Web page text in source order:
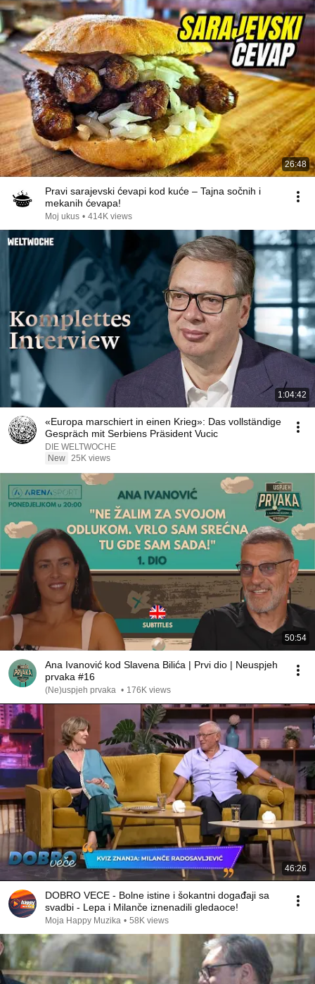
26:48
Pravi sarajevski ćevapi kod kuće – Tajna sočnih i
mekanih ćevapa!
Moj ukus • 414K views
1:04:42
«Europa marschiert in einen Krieg»: Das vollständige
Gespräch mit Serbiens Präsident Vucic
DIE WELTWOCHE
New 25K views
50:54
Ana Ivanović kod Slavena Bilića | Prvi dio | Neuspjeh
prvaka #16
(Ne)uspjeh prvaka • 176K views
46:26
DOBRO VECE - Bolne istine i šokantni događaji sa
svadbi - Lepa i Milanče iznenadili gledaoce!
Moja Happy Muzika • 58K views